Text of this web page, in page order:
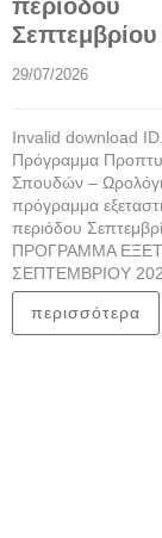
περιόδου
29/07/2026
Invalid download ID.
Πρόγραμμα
Σπουδών –
πρόγραμμα
περιόδου
ΠΡΟΓΡΑΜΜΑ
ΣΕΠΤΕΜΒΡΙΟΥ
περισσότερα